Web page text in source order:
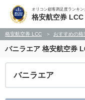
オリコン顧客満足度ランキン
格安航空券
格安航空券 LCC おすすめの
バニラエア 格安航空券
バニラエア